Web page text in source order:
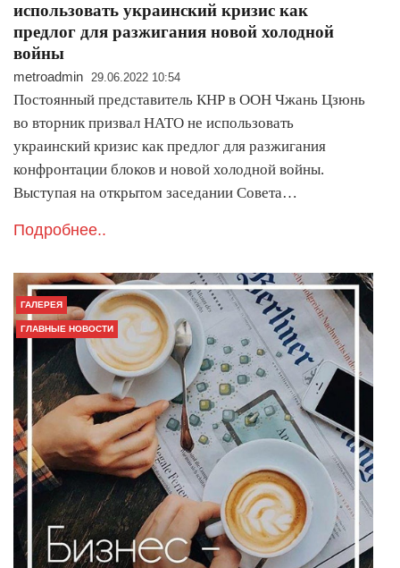
использовать украинский кризис как
предлог для разжигания новой холодной
войны
metroadmin 29.06.2022 10:54
Постоянный представитель КНР в ООН Чжань Цзюнь
во вторник призвал НАТО не использовать
украинский кризис как предлог для разжигания
конфронтации блоков и новой холодной войны.
Выступая на открытом заседании Совета…
Подробнее..
ГАЛЕРЕЯ
ГЛАВНЫЕ НОВОСТИ